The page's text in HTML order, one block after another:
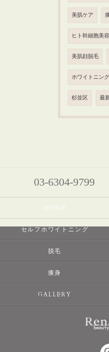
美肌ケア
ヒト幹細胞美
美肌顔脱毛
ホワイトニング
杉並区 最
03-6304-9799
HOME
セルフホワイトニング
脱毛
痩身
GALLERY